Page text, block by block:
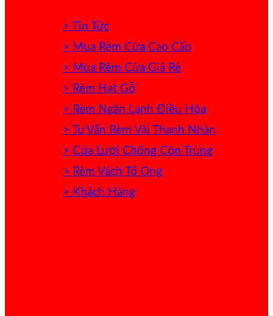
> Tin Tức
> Mua Rèm Cửa Cao Cấp
> Mua Rèm Cửa Giá Rẻ
> Rèm Hạt Gỗ
> Rèm Ngăn Lạnh Điều Hòa
> Tư Vấn Rèm Vải Thanh Nhàn
> Cửa Lưới Chống Côn Trùng
> Rèm Vách Tổ Ong
> Khách Hàng